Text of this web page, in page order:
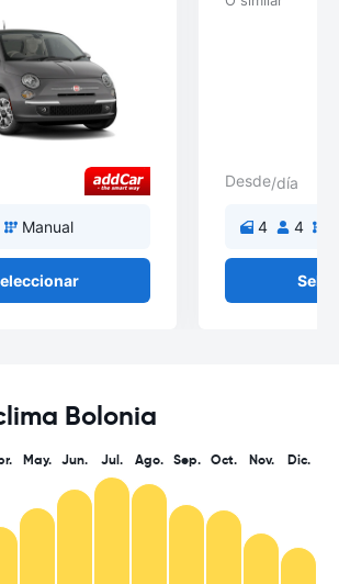
Manual
Desde/día
4 4
Bolonia
May. Jun. Jul. Ago. Sep. Oct. Nov. Dic.